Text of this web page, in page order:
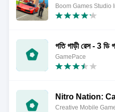
Boom Games Studio
গতি গাড়ী রেস - 3 ডি
GamePace
Nitro Nation:
Creative Mobile